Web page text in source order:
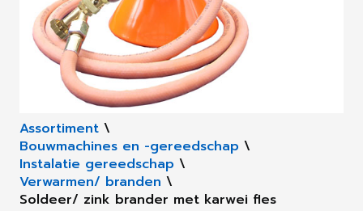
Assortiment \
Bouwmachines en -gereedschap \
Instalatie gereedschap \
Verwarmen/ branden \
Soldeer/ zink brander met karwei fles